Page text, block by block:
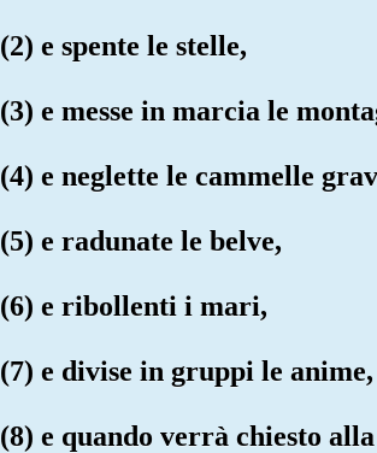
(2) e spente le stelle,
(3) e messe in marcia le
(4) e neglette le cammelle
(5) e radunate le belve,
(6) e ribollenti i mari,
(7) e divise in gruppi le anime,
(8) e quando verrà chiesto